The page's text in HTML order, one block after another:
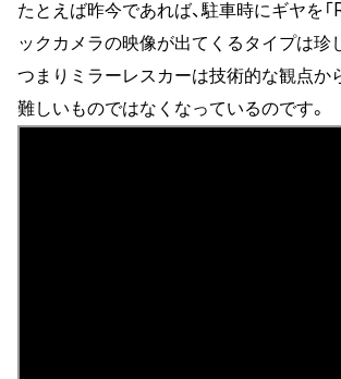
たとえば昨今であれば、駐車時にギヤを「
ックカメラの映像が出てくるタイプは珍
つまりミラーレスカーは技術的な観点か
難しいものではなくなっているのです。